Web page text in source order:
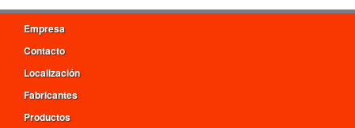
Empresa
Contacto
Localización
Fabricantes
Productos